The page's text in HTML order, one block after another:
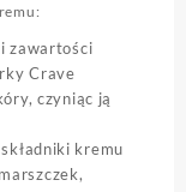
zawartości
Crave
czyniąc ją
kremu